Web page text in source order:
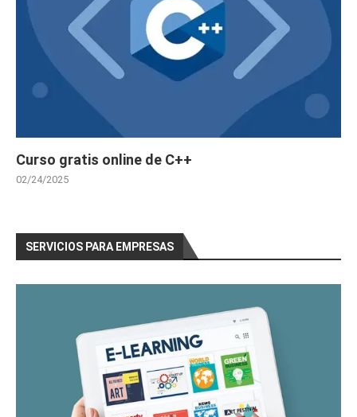
Curso gratis online de C++
02/24/2025
SERVICIOS PARA EMPRESAS